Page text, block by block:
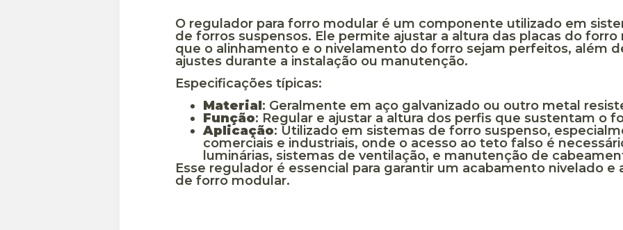
O regulador para forro modular é um componente utilizado em
de forros suspensos. Ele permite ajustar a altura das placas do
que o alinhamento e o nivelamento do forro sejam perfeitos, além
ajustes durante a instalação ou manutenção.
Especificações típicas:
Material: Geralmente em aço galvanizado ou outro metal
Função: Regular e ajustar a altura dos perfis que sustentam o
Aplicação: Utilizado em sistemas de forro suspenso,
comerciais e industriais, onde o acesso ao teto falso é
luminárias, sistemas de ventilação, e manutenção de
Esse regulador é essencial para garantir um acabamento nivelado e
de forro modular.